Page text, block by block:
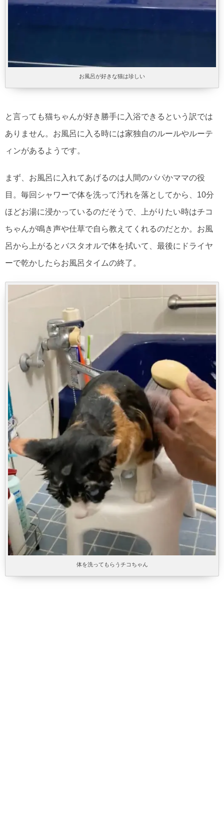
お風呂が好きな猫は珍しい
と言っても猫ちゃんが好き勝手に入浴できるという訳では
ありません。お風呂に入る時には家独自のルールやルーテ
ィンがあるようです。
まず、お風呂に入れてあげるのは人間のパパかママの役
目。毎回シャワーで体を洗って汚れを落としてから、10分
ほどお湯に浸かっているのだそうで、上がりたい時はチコ
ちゃんが鳴き声や仕草で自ら教えてくれるのだとか。お風
呂から上がるとバスタオルで体を拭いて、最後にドライヤ
ーで乾かしたらお風呂タイムの終了。
体を洗ってもらうチコちゃん